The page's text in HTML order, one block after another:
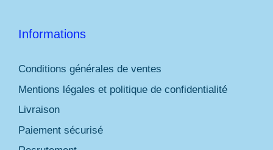
Informations
Conditions générales de ventes
Mentions légales et politique de confidentialité
Livraison
Paiement sécurisé